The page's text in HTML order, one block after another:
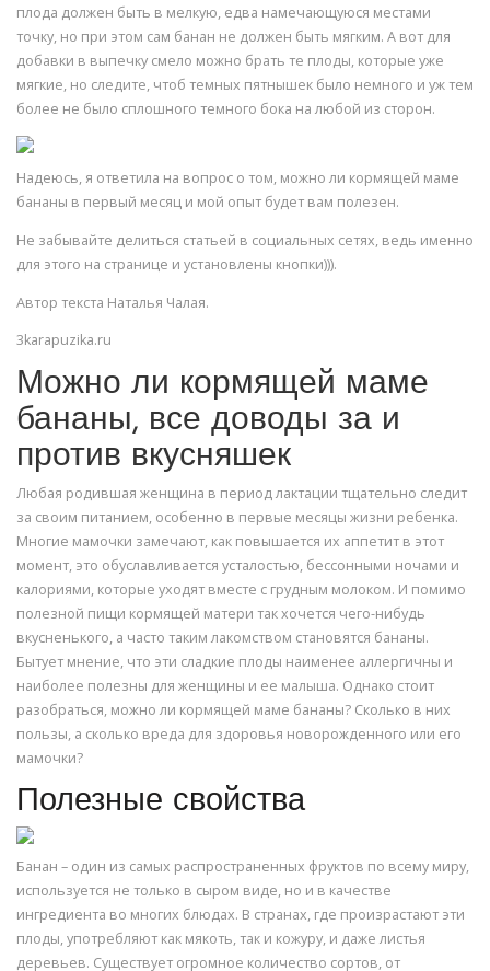
плода должен быть в мелкую, едва намечающуюся местами
точку, но при этом сам банан не должен быть мягким. А вот для
добавки в выпечку смело можно брать те плоды, которые уже
мягкие, но следите, чтоб темных пятнышек было немного и уж тем
более не было сплошного темного бока на любой из сторон.
Надеюсь, я ответила на вопрос о том, можно ли кормящей маме
бананы в первый месяц и мой опыт будет вам полезен.
Не забывайте делиться статьей в социальных сетях, ведь именно
для этого на странице и установлены кнопки))).
Автор текста Наталья Чалая.
3karapuzika.ru
Можно ли кормящей маме
бананы, все доводы за и
против вкусняшек
Любая родившая женщина в период лактации тщательно следит
за своим питанием, особенно в первые месяцы жизни ребенка.
Многие мамочки замечают, как повышается их аппетит в этот
момент, это обуславливается усталостью, бессонными ночами и
калориями, которые уходят вместе с грудным молоком. И помимо
полезной пищи кормящей матери так хочется чего-нибудь
вкусненького, а часто таким лакомством становятся бананы.
Бытует мнение, что эти сладкие плоды наименее аллергичны и
наиболее полезны для женщины и ее малыша. Однако стоит
разобраться, можно ли кормящей маме бананы? Сколько в них
пользы, а сколько вреда для здоровья новорожденного или его
мамочки?
Полезные свойства
Банан – один из самых распространенных фруктов по всему миру,
используется не только в сыром виде, но и в качестве
ингредиента во многих блюдах. В странах, где произрастают эти
плоды, употребляют как мякоть, так и кожуру, и даже листья
деревьев. Существует огромное количество сортов, от